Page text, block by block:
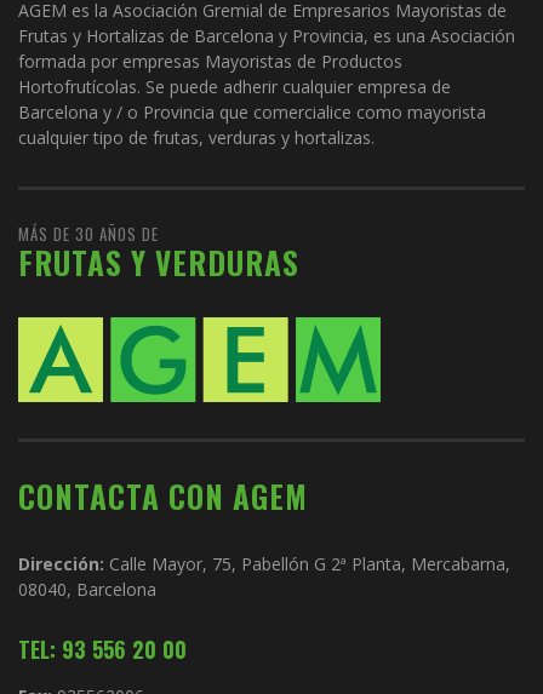
AGEM es la Asociación Gremial de Empresarios Mayoristas de
Frutas y Hortalizas de Barcelona y Provincia, es una Asociación
formada por empresas Mayoristas de Productos
Hortofrutícolas. Se puede adherir cualquier empresa de
Barcelona y / o Provincia que comercialice como mayorista
cualquier tipo de frutas, verduras y hortalizas.
MÁS DE 30 AÑOS DE
FRUTAS Y VERDURAS
CONTACTA CON AGEM
Dirección: Calle Mayor, 75, Pabellón G 2ª Planta, Mercabarna,
08040, Barcelona
TEL: 93 556 20 00